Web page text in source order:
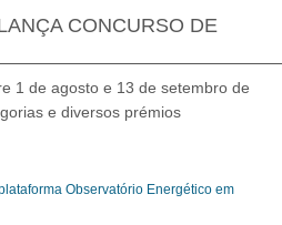
CONCURSO DE
1 de agosto e 13 de setembro de
e diversos prémios